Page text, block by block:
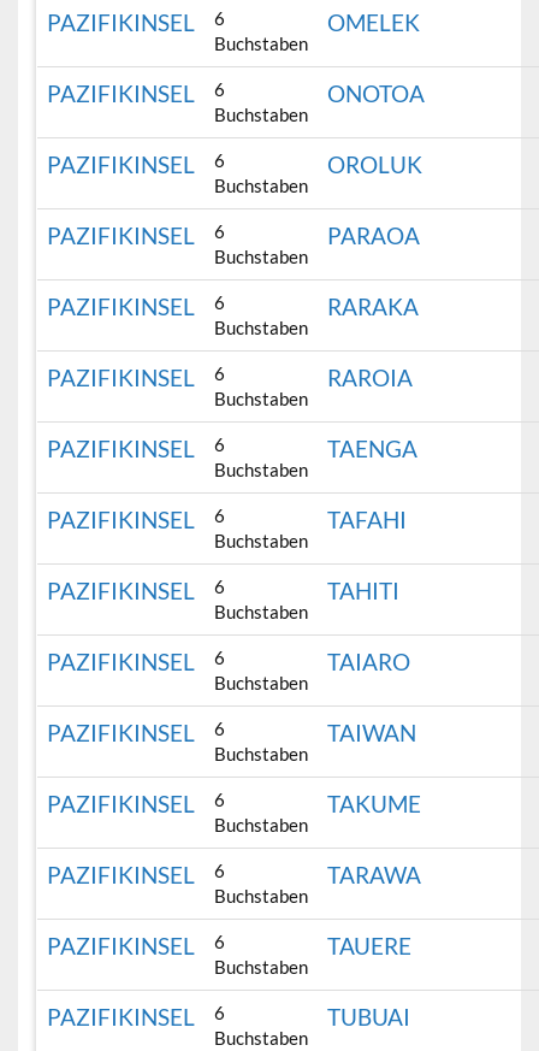
PAZIFIKINSEL
6
Buchstaben
OMELEK
PAZIFIKINSEL
6
Buchstaben
ONOTOA
PAZIFIKINSEL
6
Buchstaben
OROLUK
PAZIFIKINSEL
6
Buchstaben
PARAOA
PAZIFIKINSEL
6
Buchstaben
RARAKA
PAZIFIKINSEL
6
Buchstaben
RAROIA
PAZIFIKINSEL
6
Buchstaben
TAENGA
PAZIFIKINSEL
6
Buchstaben
TAFAHI
PAZIFIKINSEL
6
Buchstaben
TAHITI
PAZIFIKINSEL
6
Buchstaben
TAIARO
PAZIFIKINSEL
6
Buchstaben
TAIWAN
PAZIFIKINSEL
6
Buchstaben
TAKUME
PAZIFIKINSEL
6
Buchstaben
TARAWA
PAZIFIKINSEL
6
Buchstaben
TAUERE
PAZIFIKINSEL
6
Buchstaben
TUBUAI